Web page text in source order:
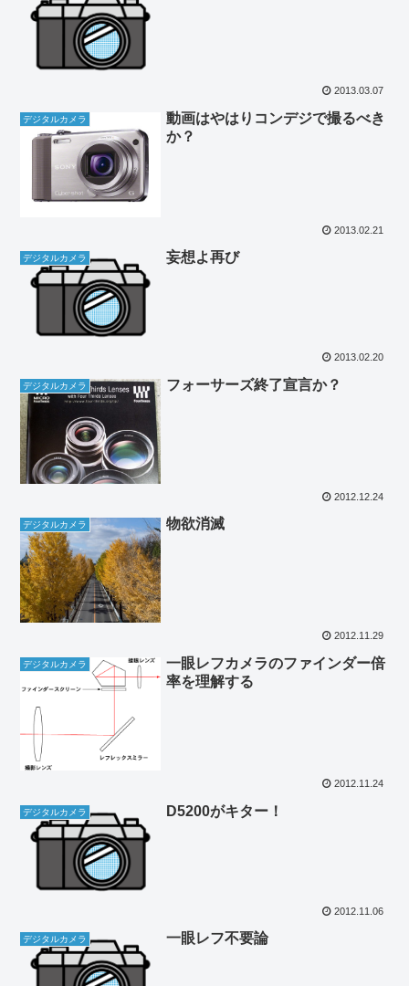
2013.03.07
デジタルカメラ
動画はやはりコンデジで撮るべき
か？
2013.02.21
デジタルカメラ 妄想よ再び
2013.02.20
デジタルカメラ フォーサーズ終了宣言か？
2012.12.24
デジタルカメラ 物欲消滅
2012.11.29
デジタルカメラ
一眼レフカメラのファインダー倍
率を理解する
2012.11.24
デジタルカメラ D5200がキター！
2012.11.06
デジタルカメラ 一眼レフ不要論